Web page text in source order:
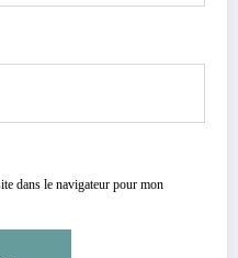
dans le navigateur pour mon